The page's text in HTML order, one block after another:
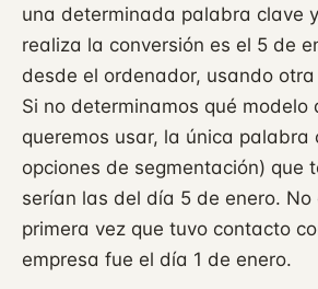
una determinada palabra clave
realiza la conversión es el 5 de
desde el ordenador, usando
Si no determinamos qué modelo
queremos usar, la única palabra
opciones de segmentación) que
serían las del día 5 de enero.
primera vez que tuvo contacto
empresa fue el día 1 de enero.